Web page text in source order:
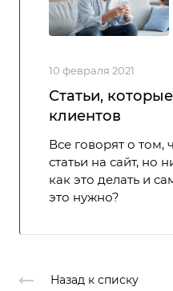
10 февраля 2021
Статьи,
клиентов
Все говорят о том,
статьи на сайт, но
как это делать и
это нужно?
Назад к списку